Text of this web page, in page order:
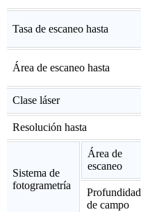
Tasa de escaneo hasta
Área de escaneo hasta
Clase láser
Resolución hasta
Sistema de
fotogrametría
Área de
escaneo
Profundidad
de campo